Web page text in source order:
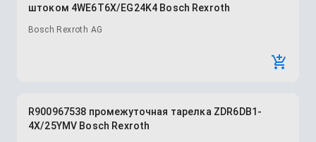
штоком 4WE6T6X/EG24K4 Bosch Rexroth
Bosch Rexroth AG
R900967538 промежуточная тарелка ZDR6DB1-
4X/25YMV Bosch Rexroth